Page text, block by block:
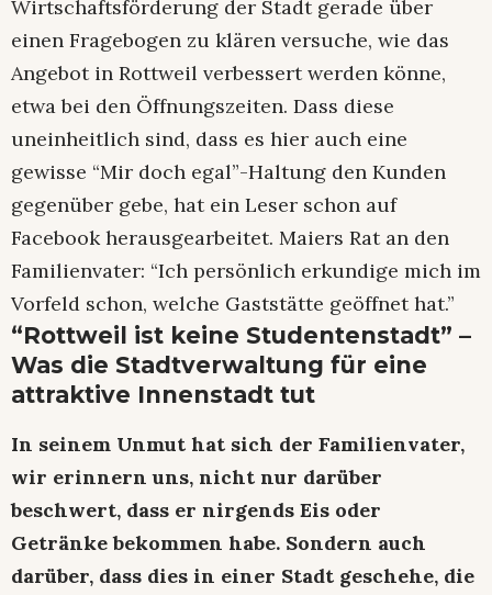
Wirtschaftsförderung der Stadt gerade über
einen Fragebogen zu klären versuche, wie das
Angebot in Rottweil verbessert werden könne,
etwa bei den Öffnungszeiten. Dass diese
uneinheitlich sind, dass es hier auch eine
gewisse “Mir doch egal”-Haltung den Kunden
gegenüber gebe, hat ein Leser schon auf
Facebook herausgearbeitet. Maiers Rat an den
Familienvater: “Ich persönlich erkundige mich im
Vorfeld schon, welche Gaststätte geöffnet hat.”
“Rottweil ist keine Studentenstadt” –
Was die Stadtverwaltung für eine
attraktive Innenstadt tut
In seinem Unmut hat sich der Familienvater,
wir erinnern uns, nicht nur darüber
beschwert, dass er nirgends Eis oder
Getränke bekommen habe. Sondern auch
darüber, dass dies in einer Stadt geschehe, die